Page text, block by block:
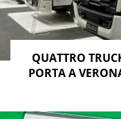
QUATTRO
PORTA A